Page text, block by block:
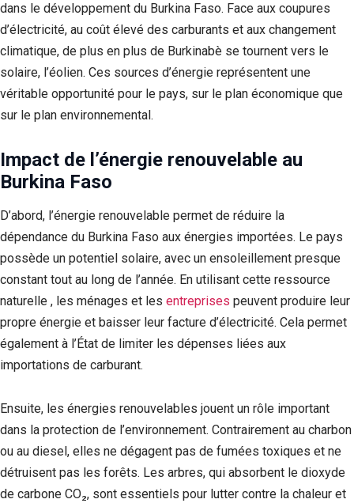
dans le développement du Burkina Faso. Face aux coupures
d’électricité, au coût élevé des carburants et aux changement
climatique, de plus en plus de Burkinabè se tournent vers le
solaire, l’éolien. Ces sources d’énergie représentent une
véritable opportunité pour le pays, sur le plan économique que
sur le plan environnemental.
Impact de l’énergie renouvelable au
Burkina Faso
D’abord, l’énergie renouvelable permet de réduire la
dépendance du Burkina Faso aux énergies importées. Le pays
possède un potentiel solaire, avec un ensoleillement presque
constant tout au long de l’année. En utilisant cette ressource
naturelle , les ménages et les entreprises peuvent produire leur
propre énergie et baisser leur facture d’électricité. Cela permet
également à l’État de limiter les dépenses liées aux
importations de carburant.
Ensuite, les énergies renouvelables jouent un rôle important
dans la protection de l’environnement. Contrairement au charbon
ou au diesel, elles ne dégagent pas de fumées toxiques et ne
détruisent pas les forêts. Les arbres, qui absorbent le dioxyde
de carbone CO₂, sont essentiels pour lutter contre la chaleur et